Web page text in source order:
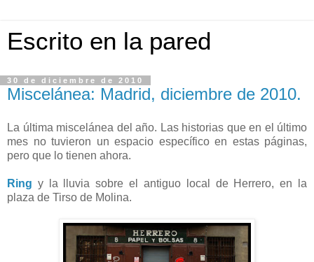
Escrito en la pared
30 de diciembre de 2010
Miscelánea: Madrid, diciembre de 2010.
La última miscelánea del año. Las historias que en el último
mes no tuvieron un espacio específico en estas páginas,
pero que lo tienen ahora.
Ring y la lluvia sobre el antiguo local de Herrero, en la
plaza de Tirso de Molina.